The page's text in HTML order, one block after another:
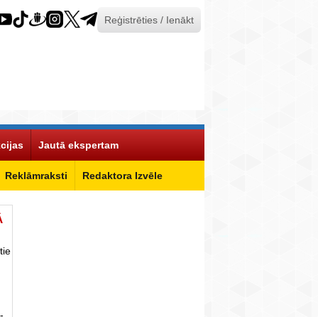
Reģistrēties / Ienākt
Reklāmraksti Redaktora Izvēle
Jautā ekspertam